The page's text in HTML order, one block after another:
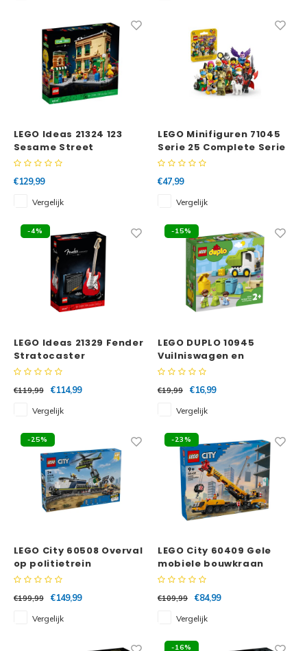
LEGO Ideas 21324 123
Sesame Street
€129,99
Vergelijk
LEGO Minifiguren 71045
Serie 25 Complete Serie
€47,99
Vergelijk
-4%
LEGO Ideas 21329 Fender
Stratocaster
€119,99
€114,99
Vergelijk
-15%
LEGO DUPLO 10945
Vuilniswagen en
recycling
€19,99
€16,99
Vergelijk
-25%
LEGO City 60508 Overval
op politietrein
€199,99
€149,99
Vergelijk
-23%
LEGO City 60409 Gele
mobiele bouwkraan
€109,99
€84,99
Vergelijk
-16%